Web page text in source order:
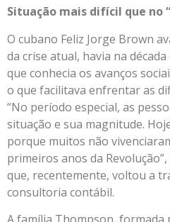
Situação mais difícil que no
O cubano Feliz Jorge Brown
da crise atual, havia na
que conhecia os avanços
o que facilitava enfrentar as
“No período especial, as
situação e sua magnitude.
porque muitos não
primeiros anos da
que, recentemente, voltou a
consultoria contábil.